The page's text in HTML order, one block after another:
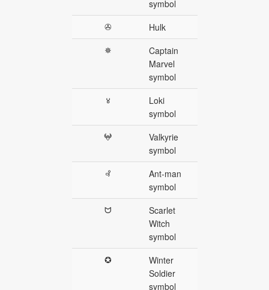
symbol
✇
Hulk
✵
Captain
Marvel
symbol
४
Loki
symbol
𖤍
Valkyrie
symbol
꘩
Ant-man
symbol
ᗢ
Scarlet
Witch
symbol
✪
Winter
Soldier
symbol